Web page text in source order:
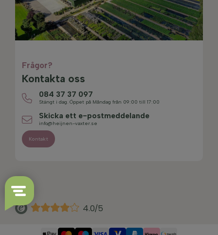
Frågor?
Kontakta oss
084 37 37 097
Stängt i dag. Öppet på Måndag från 09:00 till 17:00
Skicka ett e-postmeddelande
info@heijnen-vaxter.se
Kontakt
4.0/5